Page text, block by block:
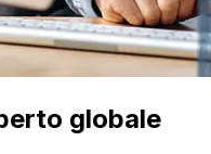
globale